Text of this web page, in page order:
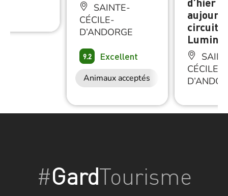
SAINTE-
CÉCILE-
D’ANDORGE
9.2 Excellent
Animaux acceptés
circuit
CÉCILE-
#GardTourisme